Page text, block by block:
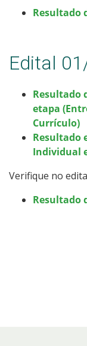
Orientações
Orientações para
Estatísticas dos
Cadastro de
Resultado
Edital
Resultado
etapa
Currículo)
Resultado
Individual
Verifique no
Resultado